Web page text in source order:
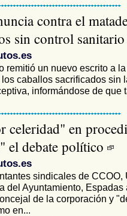
contra el
sin control
remitió un nuevo escrito a
caballos sacrificados sin
informándose de que
celeridad" en
el debate político
sindicales de CCOO,
del Ayuntamiento, Espadas
de la corporación y
en...